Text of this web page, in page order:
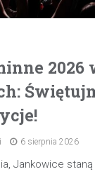
2026
6 sierpnia 2026
Jankowice